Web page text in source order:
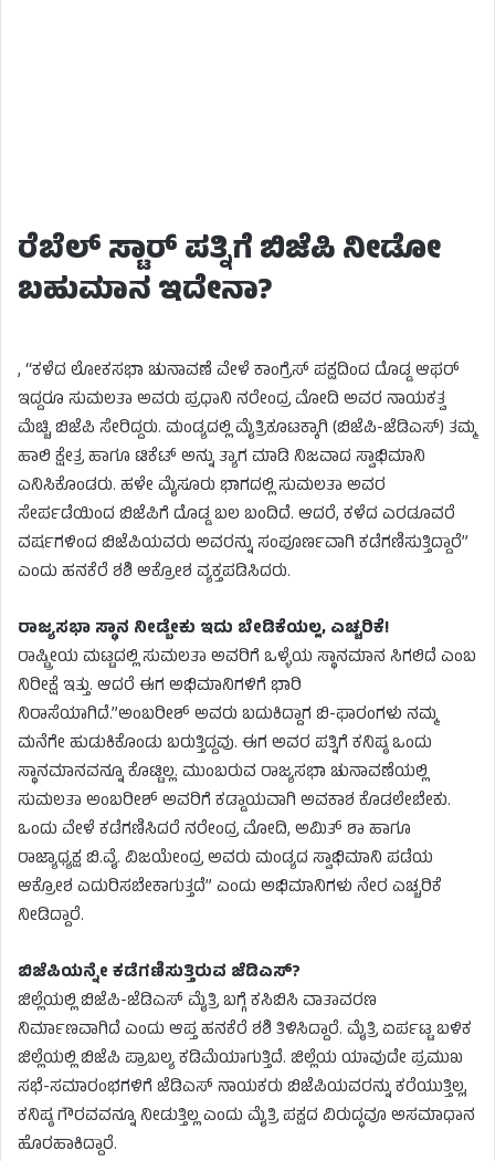
ರೆಬೆಲ್ ಸ್ಟಾರ್ ಪತ್ನಿಗೆ ಬಿಜೆಪಿ ನೀಡೋ
ಬಹುಮಾನ ಇದೇನಾ?
, “ಕಳೆದ ಲೋಕಸಭಾ ಚುನಾವಣೆ ವೇಳೆ ಕಾಂಗ್ರೆಸ್ ಪಕ್ಷದಿಂದ ದೊಡ್ಡ ಆಫರ್
ಇದ್ದರೂ ಸುಮಲತಾ ಅವರು ಪ್ರಧಾನಿ ನರೇಂದ್ರ ಮೋದಿ ಅವರ ನಾಯಕತ್ವ
ಮೆಚ್ಚಿ ಬಿಜೆಪಿ ಸೇರಿದ್ದರು. ಮಂಡ್ಯದಲ್ಲಿ ಮೈತ್ರಿಕೂಟಕ್ಕಾಗಿ (ಬಿಜೆಪಿ-ಜೆಡಿಎಸ್) ತಮ್ಮ
ಹಾಲಿ ಕ್ಷೇತ್ರ ಹಾಗೂ ಟಿಕೆಟ್ ಅನ್ನು ತ್ಯಾಗ ಮಾಡಿ ನಿಜವಾದ ಸ್ವಾಭಿಮಾನಿ
ಎನಿಸಿಕೊಂಡರು. ಹಳೇ ಮೈಸೂರು ಭಾಗದಲ್ಲಿ ಸುಮಲತಾ ಅವರ
ಸೇರ್ಪಡೆಯಿಂದ ಬಿಜೆಪಿಗೆ ದೊಡ್ಡ ಬಲ ಬಂದಿದೆ. ಆದರೆ, ಕಳೆದ ಎರಡೂವರೆ
ವರ್ಷಗಳಿಂದ ಬಿಜೆಪಿಯವರು ಅವರನ್ನು ಸಂಪೂರ್ಣವಾಗಿ ಕಡೆಗಣಿಸುತ್ತಿದ್ದಾರೆ”
ಎಂದು ಹನಕೆರೆ ಶಶಿ ಆಕ್ರೋಶ ವ್ಯಕ್ತಪಡಿಸಿದರು.
ರಾಜ್ಯಸಭಾ ಸ್ಥಾನ ನೀಡ್ಬೇಕು ಇದು ಬೇಡಿಕೆಯಲ್ಲ, ಎಚ್ಚರಿಕೆ!
ರಾಷ್ಟ್ರೀಯ ಮಟ್ಟದಲ್ಲಿ ಸುಮಲತಾ ಅವರಿಗೆ ಒಳ್ಳೆಯ ಸ್ಥಾನಮಾನ ಸಿಗಲಿದೆ ಎಂಬ
ನಿರೀಕ್ಷೆ ಇತ್ತು. ಆದರೆ ಈಗ ಅಭಿಮಾನಿಗಳಿಗೆ ಭಾರಿ
ನಿರಾಸೆಯಾಗಿದೆ.”ಅಂಬರೀಶ್ ಅವರು ಬದುಕಿದ್ದಾಗ ಬಿ-ಫಾರಂಗಳು ನಮ್ಮ
ಮನೆಗೇ ಹುಡುಕಿಕೊಂಡು ಬರುತ್ತಿದ್ದವು. ಈಗ ಅವರ ಪತ್ನಿಗೆ ಕನಿಷ್ಠ ಒಂದು
ಸ್ಥಾನಮಾನವನ್ನೂ ಕೊಟ್ಟಿಲ್ಲ. ಮುಂಬರುವ ರಾಜ್ಯಸಭಾ ಚುನಾವಣೆಯಲ್ಲಿ
ಸುಮಲತಾ ಅಂಬರೀಶ್ ಅವರಿಗೆ ಕಡ್ಡಾಯವಾಗಿ ಅವಕಾಶ ಕೊಡಲೇಬೇಕು.
ಒಂದು ವೇಳೆ ಕಡೆಗಣಿಸಿದರೆ ನರೇಂದ್ರ ಮೋದಿ, ಅಮಿತ್ ಶಾ ಹಾಗೂ
ರಾಜ್ಯಾಧ್ಯಕ್ಷ ಬಿ.ವೈ. ವಿಜಯೇಂದ್ರ ಅವರು ಮಂಡ್ಯದ ಸ್ವಾಭಿಮಾನಿ ಪಡೆಯ
ಆಕ್ರೋಶ ಎದುರಿಸಬೇಕಾಗುತ್ತದೆ” ಎಂದು ಅಭಿಮಾನಿಗಳು ನೇರ ಎಚ್ಚರಿಕೆ
ನೀಡಿದ್ದಾರೆ.
ಬಿಜೆಪಿಯನ್ನೇ ಕಡೆಗಣಿಸುತ್ತಿರುವ ಜೆಡಿಎಸ್?
ಜಿಲ್ಲೆಯಲ್ಲಿ ಬಿಜೆಪಿ-ಜೆಡಿಎಸ್ ಮೈತ್ರಿ ಬಗ್ಗೆ ಕಸಿಬಿಸಿ ವಾತಾವರಣ
ನಿರ್ಮಾಣವಾಗಿದೆ ಎಂದು ಆಪ್ತ ಹನಕೆರೆ ಶಶಿ ತಿಳಿಸಿದ್ದಾರೆ. ಮೈತ್ರಿ ಏರ್ಪಟ್ಟ ಬಳಿಕ
ಜಿಲ್ಲೆಯಲ್ಲಿ ಬಿಜೆಪಿ ಪ್ರಾಬಲ್ಯ ಕಡಿಮೆಯಾಗುತ್ತಿದೆ. ಜಿಲ್ಲೆಯ ಯಾವುದೇ ಪ್ರಮುಖ
ಸಭೆ-ಸಮಾರಂಭಗಳಿಗೆ ಜೆಡಿಎಸ್ ನಾಯಕರು ಬಿಜೆಪಿಯವರನ್ನು ಕರೆಯುತ್ತಿಲ್ಲ,
ಕನಿಷ್ಠ ಗೌರವವನ್ನೂ ನೀಡುತ್ತಿಲ್ಲ ಎಂದು ಮೈತ್ರಿ ಪಕ್ಷದ ವಿರುದ್ಧವೂ ಅಸಮಾಧಾನ
ಹೊರಹಾಕಿದ್ದಾರೆ.